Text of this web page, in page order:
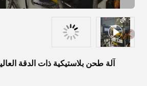
آلة طحن بلاستيكية ذات الدقة